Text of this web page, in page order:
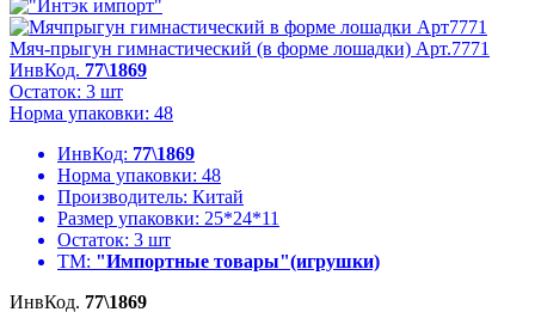
Мяч-прыгун гимнастический (в форме лошадки) Арт.7771
ИнвКод. 77\1869
Остаток: 3 шт
Норма упаковки: 48
ИнвКод: 77\1869
Норма упаковки: 48
Производитель: Китай
Размер упаковки: 25*24*11
Остаток: 3 шт
ТМ: "Импортные товары"(игрушки)
ИнвКод. 77\1869